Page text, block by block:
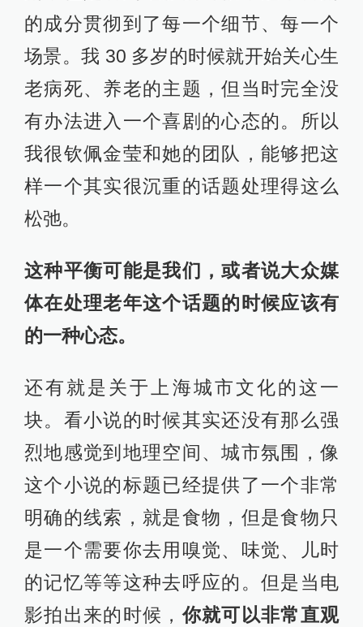
的成分贯彻到了每一个细节、每一个
场景。我 30 多岁的时候就开始关心生
老病死、养老的主题，但当时完全没
有办法进入一个喜剧的心态的。所以
我很钦佩金莹和她的团队，能够把这
样一个其实很沉重的话题处理得这么
松弛。
这种平衡可能是我们，或者说大众媒
体在处理老年这个话题的时候应该有
的一种心态。
还有就是关于上海城市文化的这一
块。看小说的时候其实还没有那么强
烈地感觉到地理空间、城市氛围，像
这个小说的标题已经提供了一个非常
明确的线索，就是食物，但是食物只
是一个需要你去用嗅觉、味觉、儿时
的记忆等等这种去呼应的。但是当电
影拍出来的时候，你就可以非常直观